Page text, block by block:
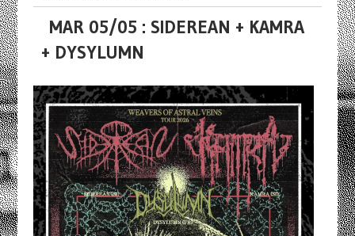
MAR 05/05 : SIDEREAN + KAMRA
+ DYSYLUMN